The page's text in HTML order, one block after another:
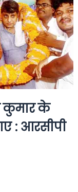
कुमार के
: आरसीपी